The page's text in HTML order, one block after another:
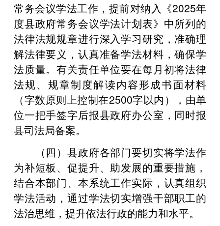
常务会议学法工作，提前对纳入《2025年
度县政府常务会议学法计划表》中所列的
法律法规规章进行深入学习研究，准确理
解法律要义，认真准备学法材料，确保学
法质量。有关责任单位要在每月初将法律
法规、规章制度解读内容形成书面材料
（字数原则上控制在2500字以内），由单
位一把手签字后报县政府办公室，同时报
县司法局备案。
（四）县政府各部门要切实将学法作
为补短板、促提升、助发展的重要措施，
结合本部门、本系统工作实际，认真组织
学法活动，通过学法切实增强干部职工的
法治思维，提升依法行政的能力和水平。